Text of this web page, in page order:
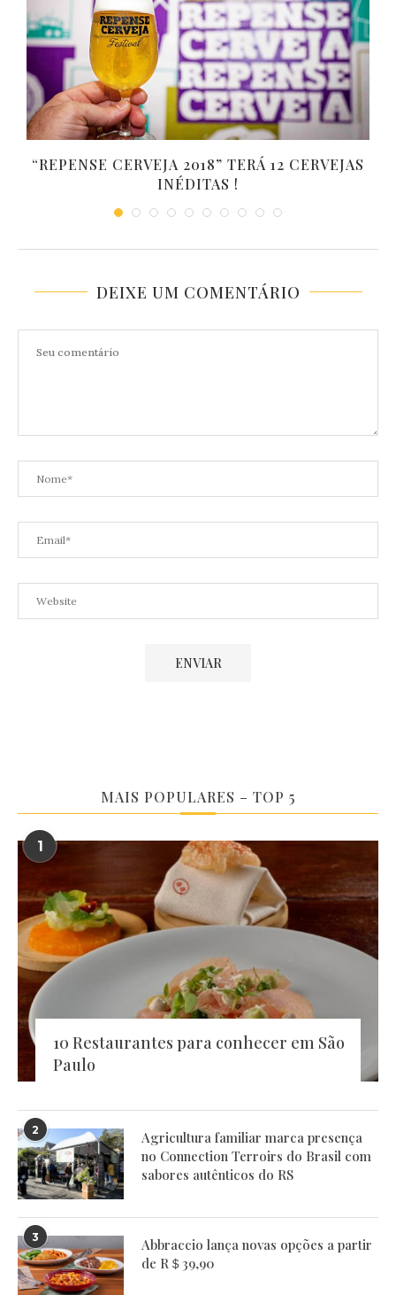
“REPENSE CERVEJA 2018” TERÁ 12 CERVEJAS
INÉDITAS !
DEIXE UM COMENTÁRIO
MAIS POPULARES – TOP 5
1
10 Restaurantes para conhecer em São
Paulo
2
Agricultura familiar marca presença
no Connection Terroirs do Brasil com
sabores autênticos do RS
3
Abbraccio lança novas opções a partir
de R＄39,90